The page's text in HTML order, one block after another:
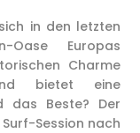
in den letzten
Oase Europas
Charme
bietet eine
das Beste? Der
Session nach